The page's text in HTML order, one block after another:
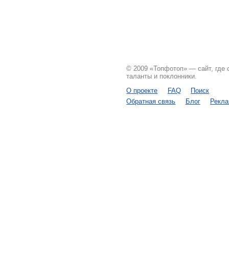
© 2009 «Топфотоп» — сайт, где
таланты и поклонники.
О проекте
FAQ
Поиск
Обратная связь
Блог